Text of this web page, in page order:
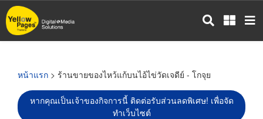
ข้าม
ไป
หน้าแรก > ร้านขายของไหว้แก้บนไอ้ไข่วัดเจดีย์ - โกจุย
หากคุณเป็นเจ้าของกิจการนี้ ติดต่อรับส่วนลดพิเศษ! เพื่อจัด
ทำเว็บไซต์